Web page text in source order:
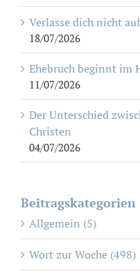
Verlasse dich nicht
18/07/2026
Ehebruch beginnt im
11/07/2026
Der Unterschied
Christen
04/07/2026
Beitragskategorien
Allgemein (5)
Wort zur Woche (498)